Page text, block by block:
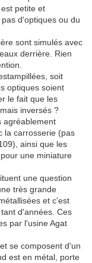
est petite et
d'optiques ou du
sont simulés avec
derrière. Rien
soit
optiques soient
le fait que les
inversés ?
agréablement
la carrosserie (pas
ainsi que les
une miniature
une question
très grande
et c'est
d'années. Ces
par l'usine Agat
se composent d'un
est en métal, porte